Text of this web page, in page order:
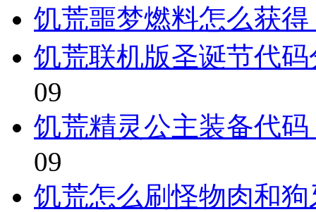
饥荒噩梦燃料怎么获
饥荒联机版圣诞节代
09
饥荒精灵公主装备代
09
饥荒怎么刷怪物肉和